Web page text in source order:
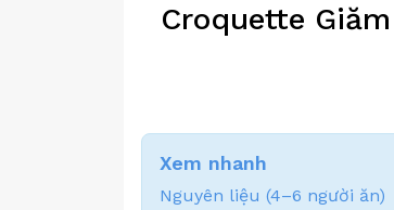
Croquette
Xem nhanh
Nguyên liệu (4–6 người ăn)